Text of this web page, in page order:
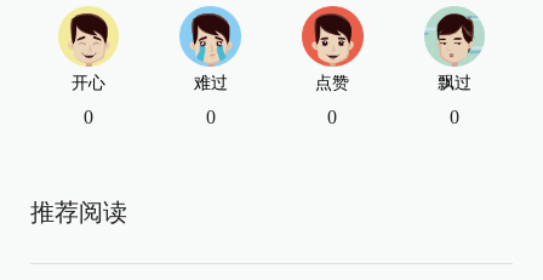
开心
0
难过
0
点赞
0
飘过
0
推荐阅读